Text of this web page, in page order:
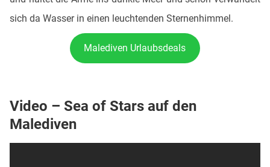
sich da Wasser in einen leuchtenden Sternenhimmel.
Malediven Urlaubsdeals
Video – Sea of Stars auf den
Malediven